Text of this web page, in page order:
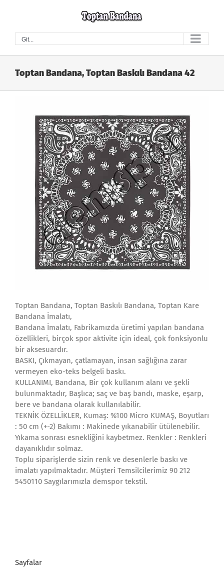
Git...
Toptan Bandana, Toptan Baskılı Bandana 42
Toptan Bandana, Toptan Baskılı Bandana, Toptan Kare
Bandana İmalatı,
Bandana İmalatı, Fabrikamızda üretimi yapılan bandana
özellikleri, birçok spor aktivite için ideal, çok fonksiyonlu
bir aksesuardır.
BASKI, Çıkmayan, çatlamayan, insan sağlığına zarar
vermeyen eko-teks belgeli baskı.
KULLANIMI, Bandana, Bir çok kullanım alanı ve şekli
bulunmaktadır, Başlıca; saç ve baş bandı, maske, eşarp,
bere ve bandana olarak kullanılabilir.
TEKNİK ÖZELLİKLER, Kumaş: %100 Micro KUMAŞ, Boyutları
: 50 cm (+-2) Bakımı : Makinede yıkanabilir ütülenebilir.
Yıkama sonrası esnekliğini kaybetmez. Renkler : Renkleri
dayanıklıdır solmaz.
Toplu siparişlerde sizin renk ve desenlerle baskı ve
imalatı yapılmaktadır. Müşteri Temsilcilerimiz 90 212
5450110 Saygılarımızla demspor tekstil.
Sayfalar